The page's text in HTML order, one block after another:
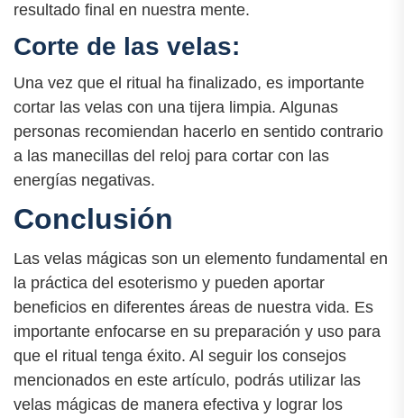
resultado final en nuestra mente.
Corte de las velas:
Una vez que el ritual ha finalizado, es importante
cortar las velas con una tijera limpia. Algunas
personas recomiendan hacerlo en sentido contrario
a las manecillas del reloj para cortar con las
energías negativas.
Conclusión
Las velas mágicas son un elemento fundamental en
la práctica del esoterismo y pueden aportar
beneficios en diferentes áreas de nuestra vida. Es
importante enfocarse en su preparación y uso para
que el ritual tenga éxito. Al seguir los consejos
mencionados en este artículo, podrás utilizar las
velas mágicas de manera efectiva y lograr los